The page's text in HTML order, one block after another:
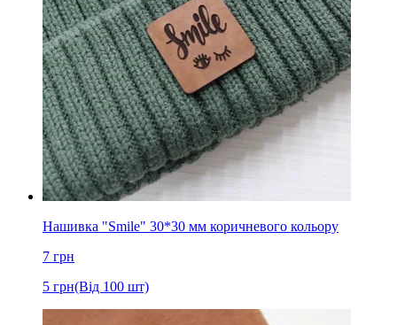
Нашивка "Smile" 30*30 мм коричневого кольору
7 грн
5 грн(Від 100 шт)